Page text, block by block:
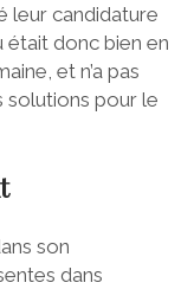
leur candidature
était donc bien en
et n’a pas
solutions pour le
son
dans